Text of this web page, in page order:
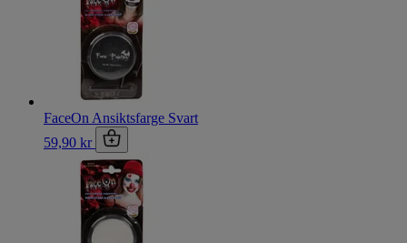
FaceOn Ansiktsfarge Svart
59,90 kr